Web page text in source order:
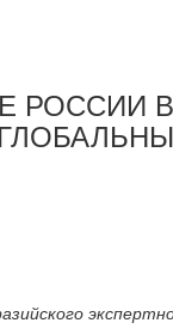
РОССИИ